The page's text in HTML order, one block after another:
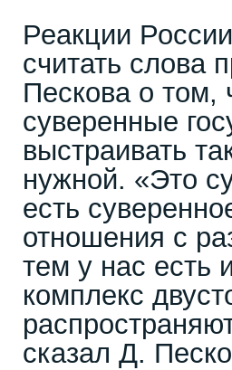
Реакции
считать слова
Пескова о том,
суверенные
выстраивать
нужной. «Это
есть
отношения с
тем у нас есть
комплекс
сказал Д.